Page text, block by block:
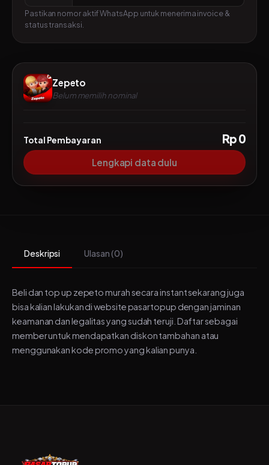
Pastikan nomor aktif WhatsApp untuk menerima invoice &
status transaksi.
Zepeto
Belum memilih nominal
Total Pembayaran Rp 0
Lengkapi data dulu
Deskripsi Ulasan (0)
Beli dan top up zepeto murah secara instant sekarang juga
bisa kalian lakukan di website pasartopup dengan jaminan
keamanan dan legalitas yang sudah teruji. Daftar sebagai
member untuk mendapatkan diskon tambahan atau
menggunakan kode promo yang kalian punya.